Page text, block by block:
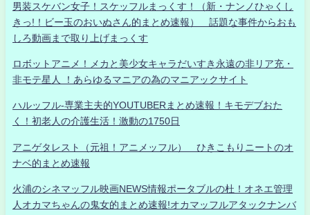
男装スケバン女子！スケッフルまっくす！（新・ナンノひゃくし
きっ!！ビー玉のおいぬさん的まとめ速報） 話題な事件からおも
しろ動画まで取り上げまっくす
ロボットアニメ！メカと美少女キャラだいすき永遠の非リア充・
非モテ星人 ！あらゆるマニアの為のマニアックサイト
ハルッフル-専業主夫的YOUTUBERまとめ速報！キモデブおた
く！初老人の介護生活！激動の1750日
アニゲタレスト（元祖！アニメッフル） ひきこもりニートのオ
ナベ的まとめ速報
火浦のシネマッフル映画NEWS情報ポータブルの杜！オネエ管理
人オカマちゃんの鬼女的まとめ速報!オカマッフルアタックナンバ